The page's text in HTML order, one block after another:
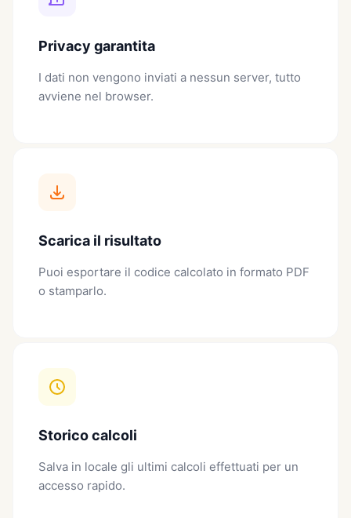
Privacy garantita
I dati non vengono inviati a nessun server, tutto
avviene nel browser.
Scarica il risultato
Puoi esportare il codice calcolato in formato PDF
o stamparlo.
Storico calcoli
Salva in locale gli ultimi calcoli effettuati per un
accesso rapido.